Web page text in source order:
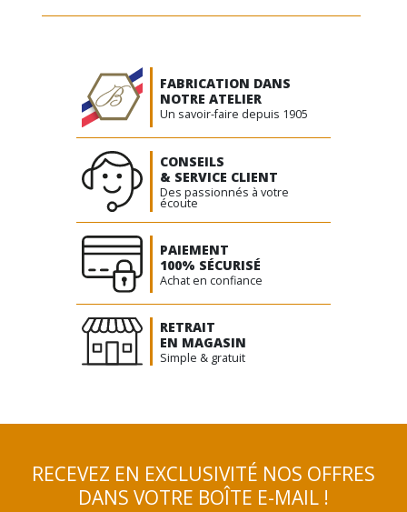
FABRICATION DANS
NOTRE ATELIER
Un savoir-faire depuis 1905
CONSEILS
& SERVICE CLIENT
Des passionnés à votre
écoute
PAIEMENT
100% SÉCURISÉ
Achat en confiance
RETRAIT
EN MAGASIN
Simple & gratuit
RECEVEZ EN EXCLUSIVITÉ NOS OFFRES
DANS VOTRE BOÎTE E-MAIL !